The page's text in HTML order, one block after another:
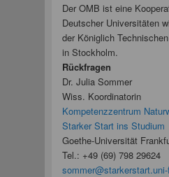
Der OMB ist eine
Deutscher Universitäten
der Königlich
in Stockholm.
Rückfragen
Dr. Julia Sommer
Wiss. Koordinatorin
Kompetenzzentrum
Starker Start ins Studium
Goethe-Universität
Tel.: +49 (69) 798 29624